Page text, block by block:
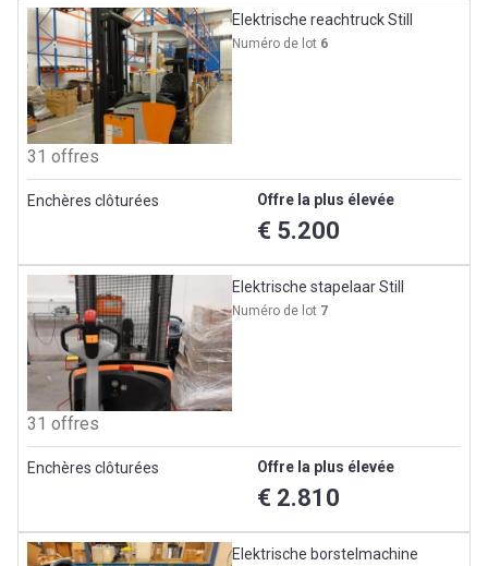
Elektrische reachtruck Still
Numéro de lot 6
31 offres
Enchères clôturées Offre la plus élevée
€ 5.200
Elektrische stapelaar Still
Numéro de lot 7
31 offres
Enchères clôturées Offre la plus élevée
€ 2.810
Elektrische borstelmachine